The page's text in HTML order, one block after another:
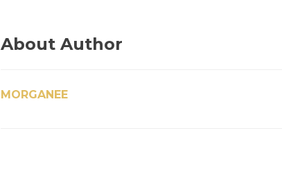
About Author
MORGANEE